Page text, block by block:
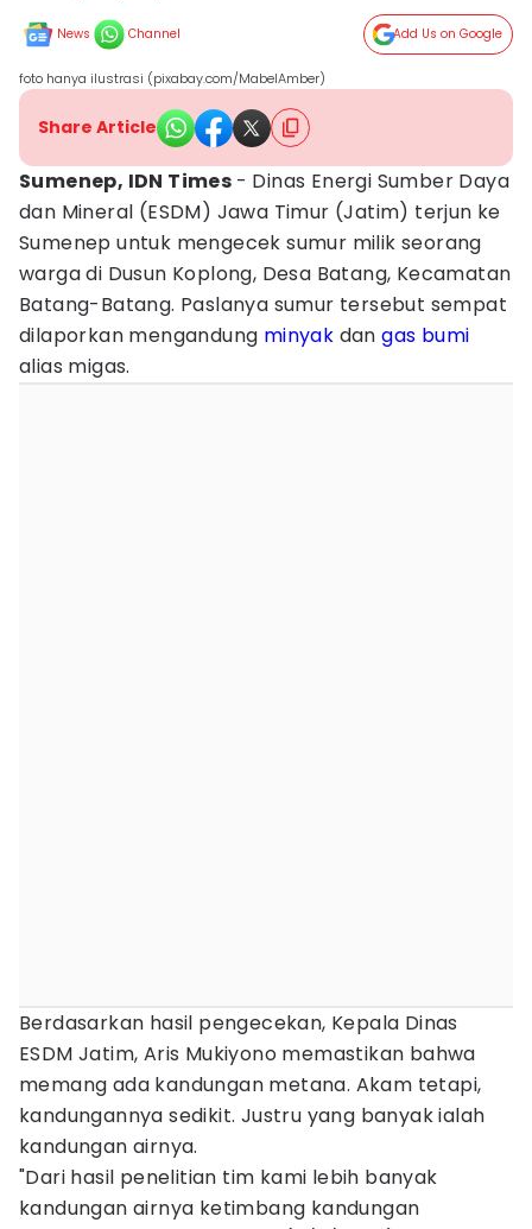
News Channel Add Us on Google
foto hanya ilustrasi (pixabay.com/MabelAmber)
Share Article
Sumenep, IDN Times - Dinas Energi Sumber Daya
dan Mineral (ESDM) Jawa Timur (Jatim) terjun ke
Sumenep untuk mengecek sumur milik seorang
warga di Dusun Koplong, Desa Batang, Kecamatan
Batang-Batang. Paslanya sumur tersebut sempat
dilaporkan mengandung minyak dangas bumi
alias migas.
Berdasarkan hasil pengecekan, Kepala Dinas
ESDM Jatim, Aris Mukiyono memastikan bahwa
memang ada kandungan metana. Akam tetapi,
kandungannya sedikit. Justru yang banyak ialah
kandungan airnya.
"Dari hasil penelitian tim kami lebih banyak
kandungan airnya ketimbang kandungan